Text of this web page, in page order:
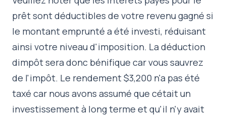
prêt sont déductibles de votre revenu gagné si
le montant emprunté a été investi, réduisant
ainsi votre niveau d'imposition. La déduction
dimpôt sera donc bénifique car vous sauvrez
de l'impôt. Le rendement $3,200 n'a pas été
taxé car nous avons assumé que cétait un
investissement à long terme et qu'il n'y avait